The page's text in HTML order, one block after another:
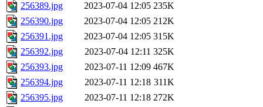
256389.jpg
2023-07-04 12:05 235K
256390.jpg
2023-07-04 12:05 212K
256391.jpg
2023-07-04 12:05 315K
256392.jpg
2023-07-04 12:11 325K
256393.jpg
2023-07-11 12:09 467K
256394.jpg
2023-07-11 12:18 311K
256395.jpg
2023-07-11 12:18 272K